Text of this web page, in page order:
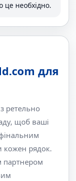
це необхідно.
для
ретельно
щоб ваші
кожен рядок.
партнером